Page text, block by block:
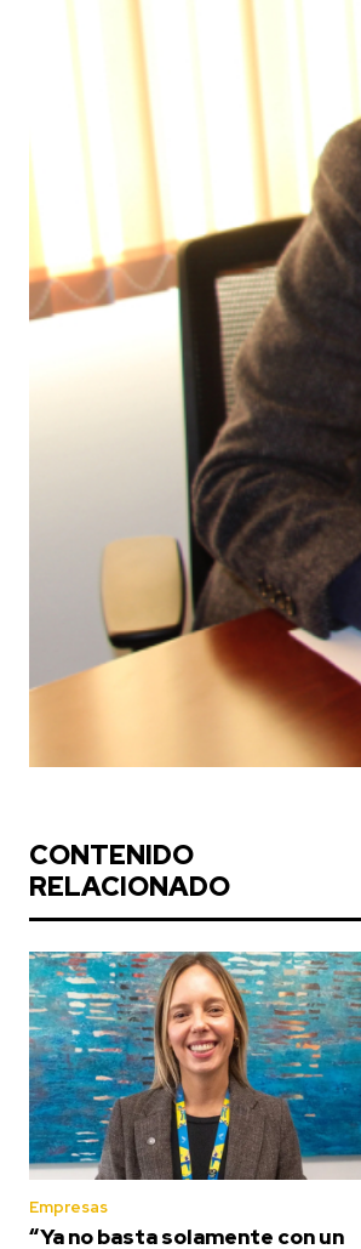
CONTENIDO
RELACIONADO
Empresas
“Ya no basta solamente con un